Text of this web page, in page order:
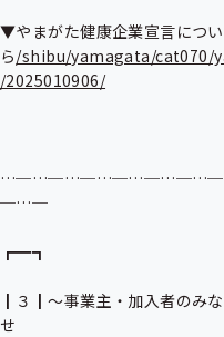
▼やまがた健康企業宣言につ
ら/shibu/yamagata/cat070/
/2025010906/
─…─
┏━┓
┃３┃～事業主・加入者のみ
せ